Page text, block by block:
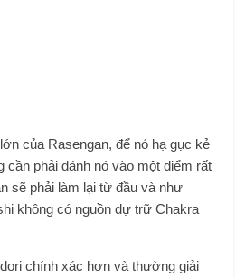
của Rasengan, để nó hạ gục kẻ
cần phải đánh nó vào một điểm rất
sẽ phải làm lại từ đầu và như
không có nguồn dự trữ Chakra
chính xác hơn và thường giải